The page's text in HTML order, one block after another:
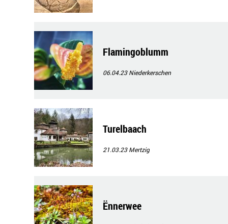
Flamingoblumm
06.04.23Niederkerschen
Turelbaach
21.03.23Mertzig
Ënnerwee